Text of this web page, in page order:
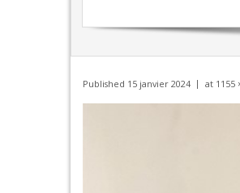
Published 15 janvier 2024 at 1155